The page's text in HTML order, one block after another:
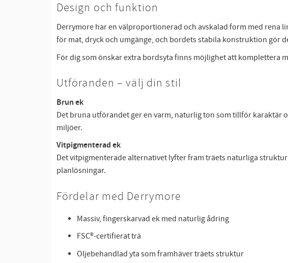
Design och funktion
Derrymore har en välproportionerad och avskalad form med rena
för mat, dryck och umgänge, och bordets stabila konstruktion gör
För dig som önskar extra bordsyta finns möjlighet att komplettera
Utföranden – välj din stil
Brun ek
Det bruna utförandet ger en varm, naturlig ton som tillför karaktär
miljöer.
Vitpigmenterad ek
Det vitpigmenterade alternativet lyfter fram träets naturliga
planlösningar.
Fördelar med Derrymore
Massiv, fingerskarvad ek med naturlig ådring
FSC®-certifierat trä
Oljebehandlad yta som framhäver träets struktur